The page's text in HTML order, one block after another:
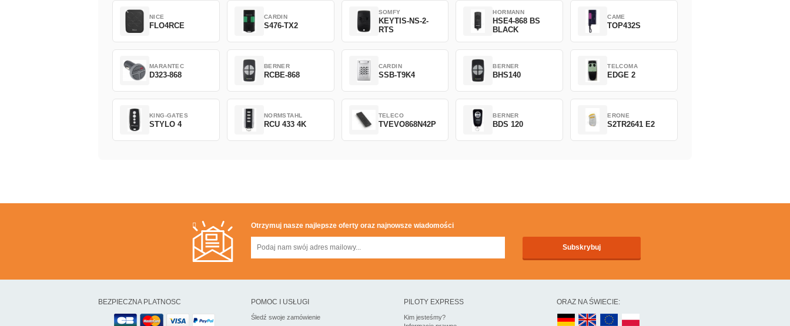
NICE
FLO4RCE
CARDIN
S476-TX2
SOMFY
KEYTIS-NS-2-
RTS
HORMANN
HSE4-868 BS
BLACK
CAME
TOP432S
MARANTEC
D323-868
BERNER
RCBE-868
CARDIN
SSB-T9K4
BERNER
BHS140
TELCOMA
EDGE 2
KING-GATES
STYLO 4
NORMSTAHL
RCU 433 4K
TELECO
TVEVO868N42P
BERNER
BDS 120
ERONE
S2TR2641 E2
Otrzymuj nasze najlepsze oferty oraz najnowsze wiadomości
BEZPIECZNA PLATNOSC POMOC I USŁUGI
Śledź swoje zamówienie
PILOTY EXPRESS
Kim jesteśmy?
ORAZ NA ŚWIECIE: